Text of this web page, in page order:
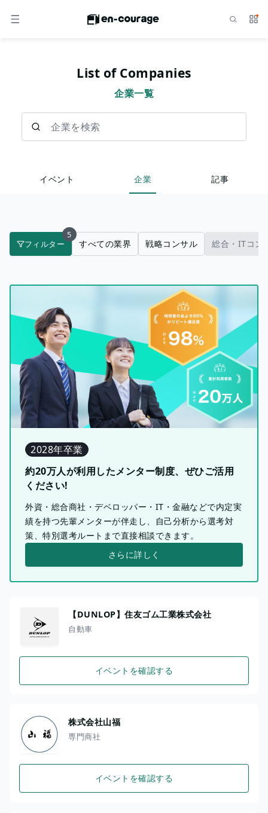
メニュー サ
List of Companies
企業一覧
イベント 企業 記事
フィルター
5
すべての業界 戦略コンサル 総合・ITコン
2028年卒業
約20万人が利用したメンター制度、ぜひご活用
ください!
外資・総合商社・デベロッパー・IT・金融などで内定実
績を持つ先輩メンターが伴走し、自己分析から選考対
策、特別選考ルートまで直接相談できます。
さらに詳しく
【DUNLOP】住友ゴム工業株式会社
自動車
イベントを確認する
株式会社山福
専門商社
イベントを確認する